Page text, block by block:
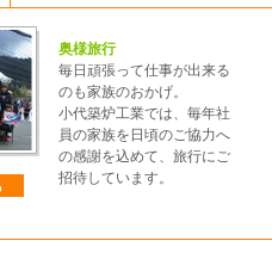
奥様旅行
毎日頑張って仕事が出来る
のも家族のおかげ。
小代築炉工業では、毎年社
員の家族を日頃のご協力へ
の感謝を込めて、旅行にご
招待しています。